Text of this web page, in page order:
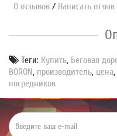
0 отзывов / Написать отзыв
Теги: Купить Беговая
BORON производитель цена
посредников